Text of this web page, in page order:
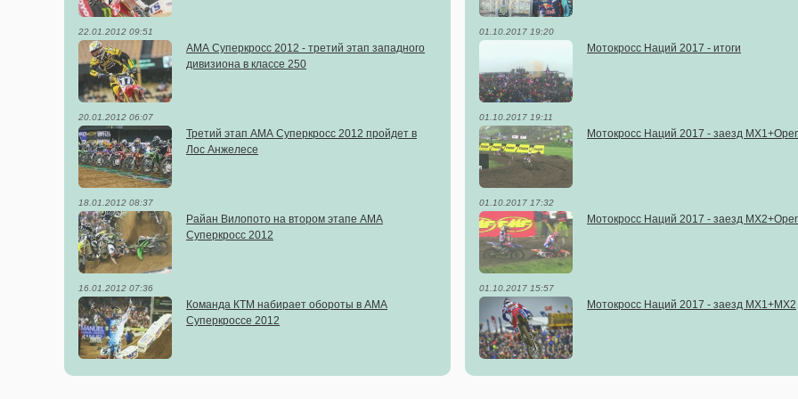
22.01.2012 09:51
АМА Суперкросс 2012 - третий этап западного
дивизиона в классе 250
20.01.2012 06:07
Третий этап АМА Суперкросс 2012 пройдет в
Лос Анжелесе
18.01.2012 08:37
Райан Вилопото на втором этапе АМА
Суперкросс 2012
16.01.2012 07:36
Команда КТМ набирает обороты в АМА
Суперкроссе 2012
01.10.2017 19:20
Мотокросс Наций 2017 - итоги
01.10.2017 19:11
Мотокросс Наций 2017 - заезд
01.10.2017 17:32
Мотокросс Наций 2017 - заезд
01.10.2017 15:57
Мотокросс Наций 2017 - заезд MX1+MX2